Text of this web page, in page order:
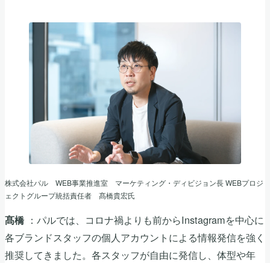
株式会社パル WEB事業推進室 マーケティング・ディビジョン長 WEBプロジ
ェクトグループ統括責任者 髙橋貴宏氏
髙橋：パルでは、コロナ禍よりも前からInstagramを中心に
各ブランドスタッフの個人アカウントによる情報発信を強く
推奨してきました。各スタッフが自由に発信し、体型や年